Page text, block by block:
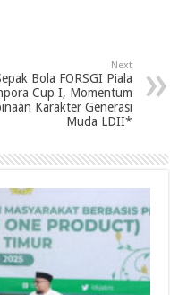
Next
Bola FORSGI Piala
Cup I, Momentum
Karakter Generasi
Muda LDII*